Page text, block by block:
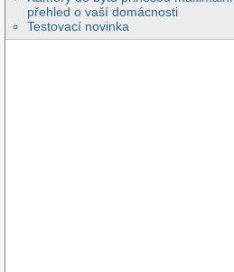
přehled o vaší domácnosti
Testovací novinka